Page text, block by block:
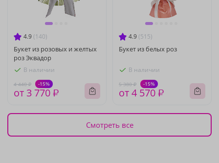
4.9 (140)
Букет из розовых и желтых
роз Эквадор
В наличии
4 440 ₽ -15%
от 3 770 ₽
4.9 (515)
Букет из белых роз
В наличии
5 380 ₽ -15%
от 4 570 ₽
Смотреть все